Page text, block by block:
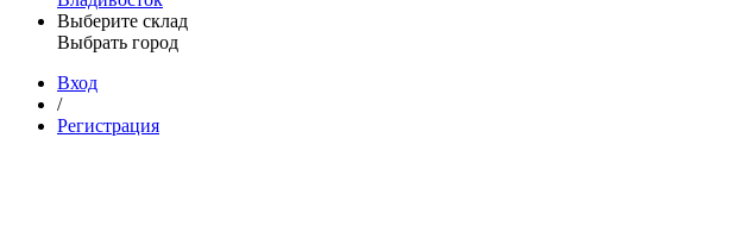
Выберите склад
Выбрать город
Вход
/
Регистрация